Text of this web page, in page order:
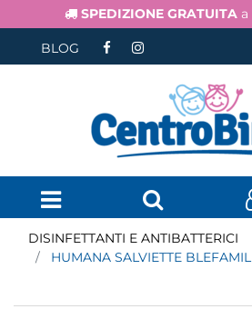
SPEDIZIONE GRATUITA
BLOG
Open menu
DISINFETTANTI E ANTIBATTERICI
HUMANA SALVIETTE